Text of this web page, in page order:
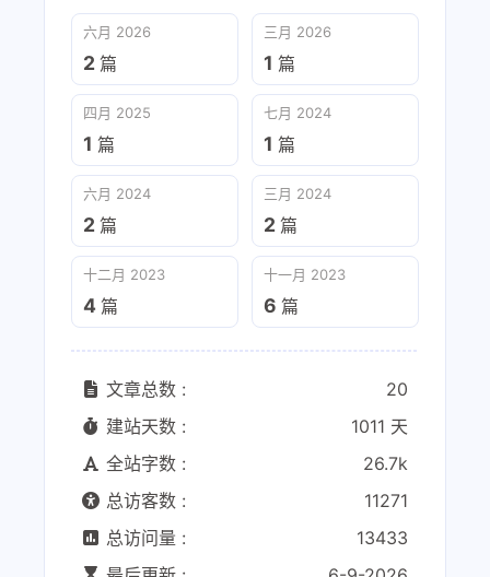
六月 2026
2 篇
三月 2026
1 篇
四月 2025
1 篇
七月 2024
1 篇
六月 2024
2 篇
三月 2024
2 篇
十二月 2023
4 篇
十一月 2023
6 篇
文章总数 :
20
建站天数 :
1011 天
全站字数 :
26.7k
总访客数 :
11271
总访问量 :
13433